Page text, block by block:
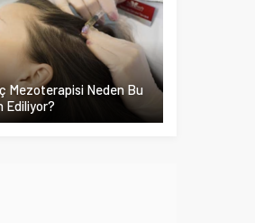
Mezoterapisi Neden Bu
Ediliyor?